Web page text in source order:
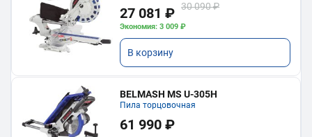
27 081 ₽ 30 090 ₽
Экономия: 3 009 ₽
В корзину
BELMASH MS U-305H
Пила торцовочная
61 990 ₽